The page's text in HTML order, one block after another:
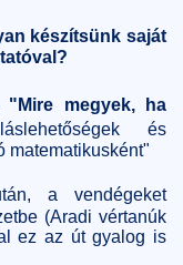
készítsünk saját
megyek, ha
és
matematikusként"
a vendégeket
(Aradi vértanúk
ez az út gyalog is